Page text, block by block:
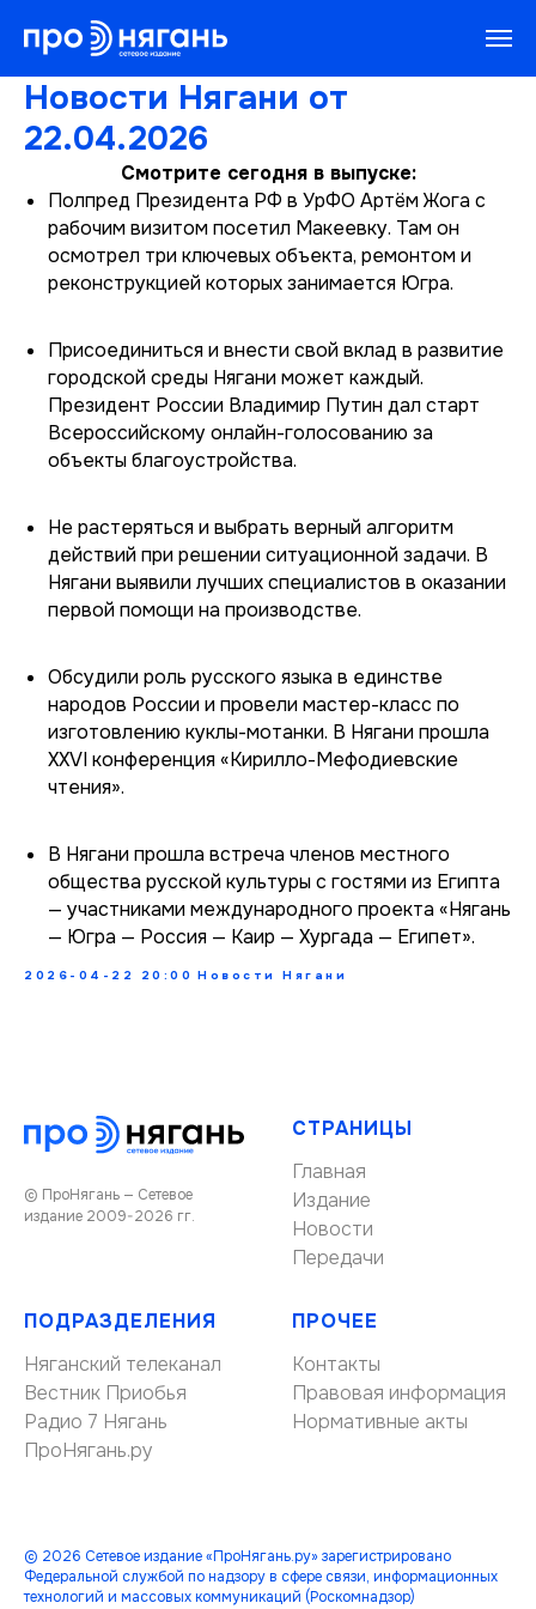
Новости Нягани от
22.04.2026
Смотрите сегодня в выпуске:
Полпред Президента РФ в УрФО Артём Жога с
рабочим визитом посетил Макеевку. Там он
осмотрел три ключевых объекта, ремонтом и
реконструкцией которых занимается Югра.
Присоединиться и внести свой вклад в развитие
городской среды Нягани может каждый.
Президент России Владимир Путин дал старт
Всероссийскому онлайн-голосованию за
объекты благоустройства.
Не растеряться и выбрать верный алгоритм
действий при решении ситуационной задачи. В
Нягани выявили лучших специалистов в оказании
первой помощи на производстве.
Обсудили роль русского языка в единстве
народов России и провели мастер-класс по
изготовлению куклы-мотанки. В Нягани прошла
XXVI конференция «Кирилло-Мефодиевские
чтения».
В Нягани прошла встреча членов местного
общества русской культуры с гостями из Египта
— участниками международного проекта «Нягань
— Югра — Россия — Каир — Хургада — Египет».
2026-04-22 20:00 Новости Нягани
© ПроНягань — Сетевое
издание 2009-2026 гг.
СТРАНИЦЫ
Главная
Издание
Новости
Передачи
ПОДРАЗДЕЛЕНИЯ
Няганский телеканал
Вестник Приобья
Радио 7 Нягань
ПроНягань.ру
ПРОЧЕЕ
Контакты
Правовая информация
Нормативные акты
© 2026 Сетевое издание «ПроНягань.ру» зарегистрировано
Федеральной службой по надзору в сфере связи, информационных
технологий и массовых коммуникаций (Роскомнадзор)